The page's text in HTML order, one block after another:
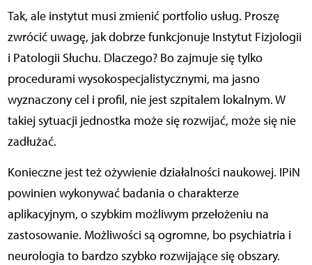
Tak, ale instytut musi zmienić portfolio usług. Proszę
zwrócić uwagę, jak dobrze funkcjonuje Instytut Fizjologii
i Patologii Słuchu. Dlaczego? Bo zajmuje się tylko
procedurami wysokospecjalistycznymi, ma jasno
wyznaczony cel i profil, nie jest szpitalem lokalnym. W
takiej sytuacji jednostka może się rozwijać, może się nie
zadłużać.
Konieczne jest też ożywienie działalności naukowej. IPiN
powinien wykonywać badania o charakterze
aplikacyjnym, o szybkim możliwym przełożeniu na
zastosowanie. Możliwości są ogromne, bo psychiatria i
neurologia to bardzo szybko rozwijające się obszary.